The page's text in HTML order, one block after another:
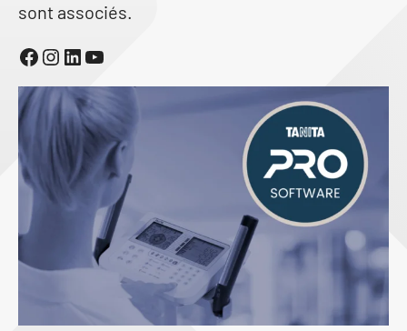
sont associés.
Facebook
Instagram
LinkedIn
YouTube